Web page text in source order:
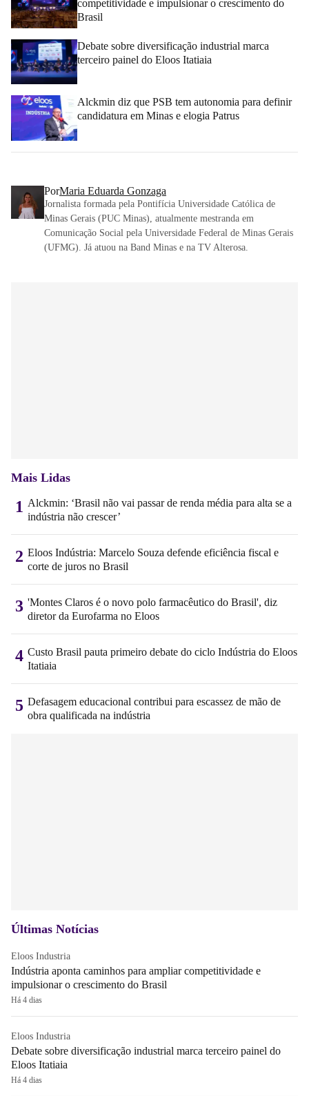
competitividade e impulsionar o crescimento do
Brasil
Debate sobre diversificação industrial marca
terceiro painel do Eloos Itatiaia
Alckmin diz que PSB tem autonomia para definir
candidatura em Minas e elogia Patrus
PorMaria Eduarda Gonzaga
Jornalista formada pela Pontifícia Universidade Católica de
Minas Gerais (PUC Minas), atualmente mestranda em
Comunicação Social pela Universidade Federal de Minas Gerais
(UFMG). Já atuou na Band Minas e na TV Alterosa.
Mais Lidas
1 Alckmin: ‘Brasil não vai passar de renda média para alta se a
indústria não crescer’
2 Eloos Indústria: Marcelo Souza defende eficiência fiscal e
corte de juros no Brasil
3 'Montes Claros é o novo polo farmacêutico do Brasil', diz
diretor da Eurofarma no Eloos
4 Custo Brasil pauta primeiro debate do ciclo Indústria do Eloos
Itatiaia
5 Defasagem educacional contribui para escassez de mão de
obra qualificada na indústria
Últimas Notícias
Eloos Industria
Indústria aponta caminhos para ampliar competitividade e
impulsionar o crescimento do Brasil
Há 4 dias
Eloos Industria
Debate sobre diversificação industrial marca terceiro painel do
Eloos Itatiaia
Há 4 dias